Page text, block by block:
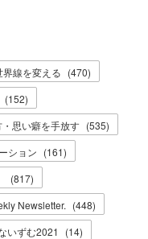
界線を変える (470)
(152)
思い癖を手放す (535)
ション (161)
(817)
Newsletter. (448)
いずむ2021 (14)